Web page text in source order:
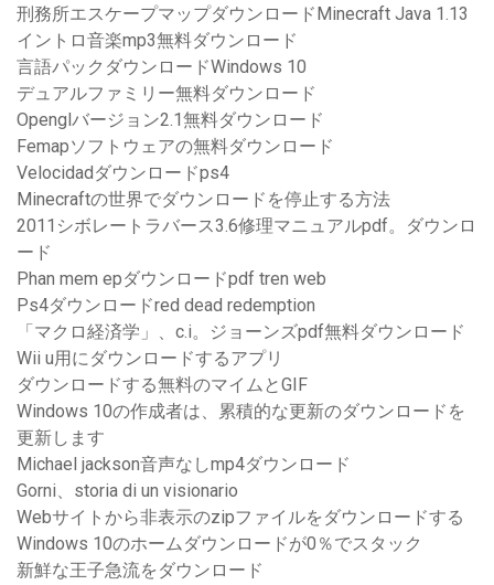
刑務所エスケープマップダウンロードMinecraft Java 1.13
イントロ音楽mp3無料ダウンロード
言語パックダウンロードWindows 10
デュアルファミリー無料ダウンロード
Openglバージョン2.1無料ダウンロード
Femapソフトウェアの無料ダウンロード
Velocidadダウンロードps4
Minecraftの世界でダウンロードを停止する方法
2011シボレートラバース3.6修理マニュアルpdf。ダウンロ
ード
Phan mem epダウンロードpdf tren web
Ps4ダウンロードred dead redemption
「マクロ経済学」、c.i。ジョーンズpdf無料ダウンロード
Wii u用にダウンロードするアプリ
ダウンロードする無料のマイムとGIF
Windows 10の作成者は、累積的な更新のダウンロードを
更新します
Michael jackson音声なしmp4ダウンロード
Gorni、storia di un visionario
Webサイトから非表示のzipファイルをダウンロードする
Windows 10のホームダウンロードが0％でスタック
新鮮な王子急流をダウンロード